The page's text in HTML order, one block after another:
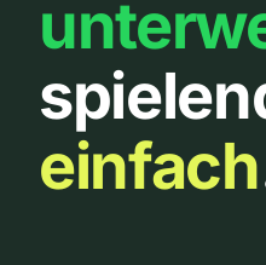
Über uns
Urbanlist
einfach